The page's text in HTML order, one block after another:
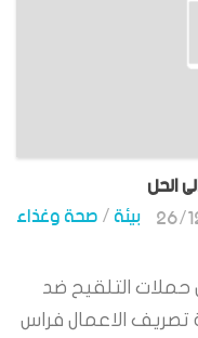
الحل
بيئة/صحة وغذاء 26/
حملات التلقيح ضد
تصريف الاعمال فراس